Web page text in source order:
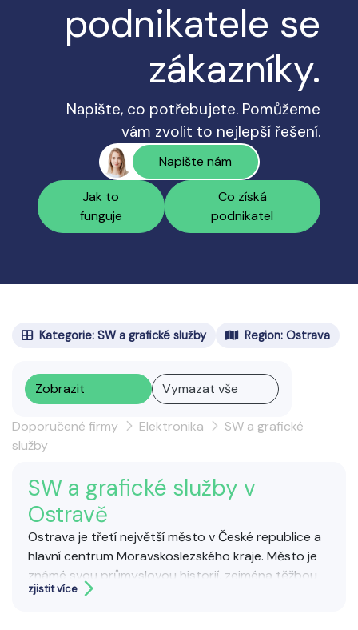
podnikatele se
zákazníky.
Napište, co potřebujete. Pomůžeme
vám zvolit to nejlepší řešení.
Napište nám
Jak to
funguje
Co získá
podnikatel
Kategorie: SW a grafické služby Region: Ostrava
Zobrazit Vymazat vše
Doporučené firmy Elektronika
SW a grafické
služby
SW a grafické služby v
Ostravě
Ostrava je třetí největší město v České republice a
hlavní centrum Moravskoslezského kraje. Město je
známé svou průmyslovou historií, zejména těžbou
uhlí a hutnictvím, které formovaly jeho charakter po
zjistit více